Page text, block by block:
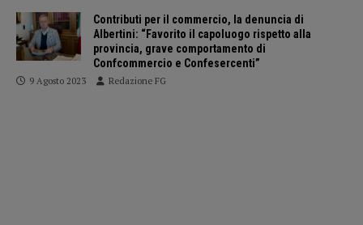
Contributi per il commercio, la denuncia di
Albertini: “Favorito il capoluogo rispetto alla
provincia, grave comportamento di
Confcommercio e Confesercenti”
9 Agosto 2023 Redazione FG